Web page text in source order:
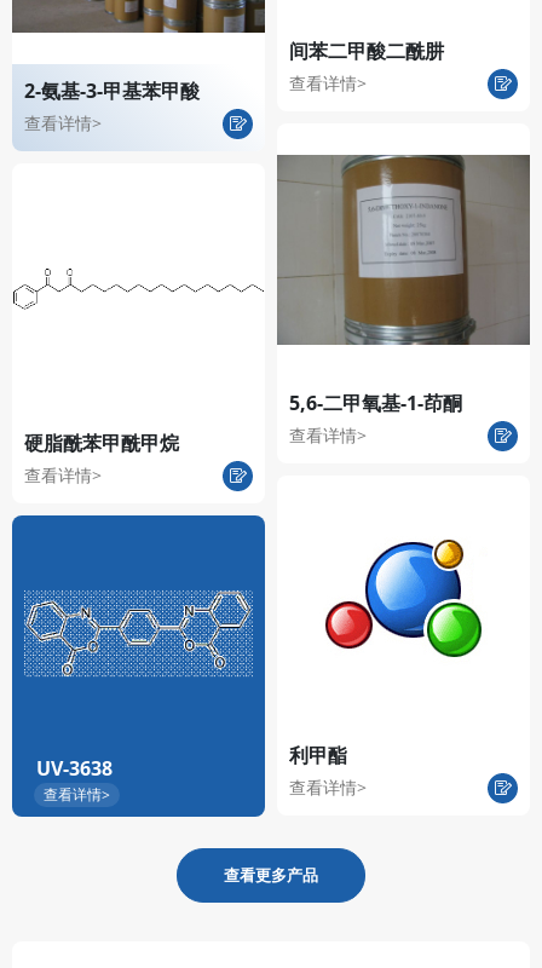
2-氨基-3-甲基苯甲酸
查看详情>
间苯二甲酸二酰肼
查看详情>
硬脂酰苯甲酰甲烷
查看详情>
5,6-二甲氧基-1-茚酮
查看详情>
UV-3638
查看详情>
利甲酯
查看详情>
查看更多产品